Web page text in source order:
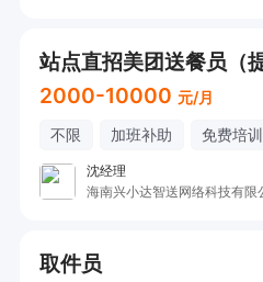
2000-10000 元/月
不限 加班补助 免费培训
沈经理
取件员